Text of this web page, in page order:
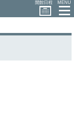
開館日程 MENU